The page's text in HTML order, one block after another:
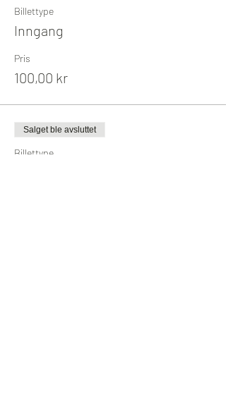
Billettype
Inngang
Pris
100,00 kr
Salget ble avsluttet
Billettype